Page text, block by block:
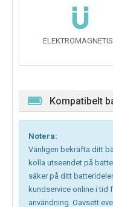
Kompatibelt
Notera:
Vänligen bekräfta ditt
kolla utseendet på
säker på ditt
kundservice online i tid
användning. Oavsett